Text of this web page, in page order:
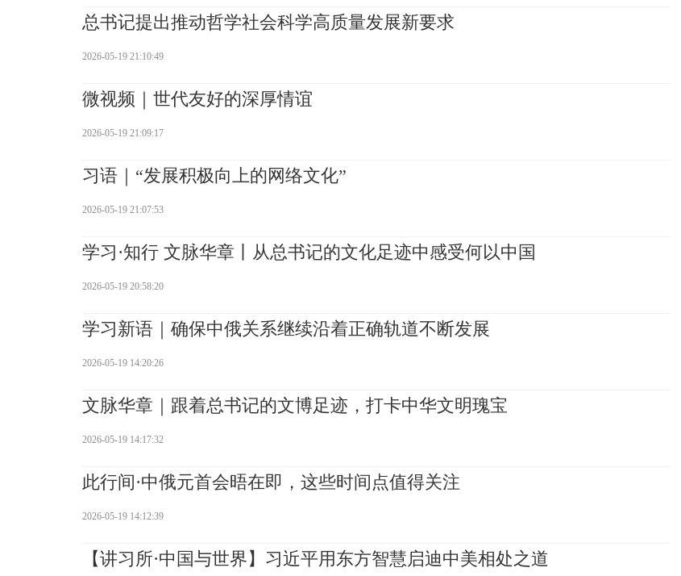
总书记提出推动哲学社会科学高质量发展新要求
2026-05-19 21:10:49
微视频｜世代友好的深厚情谊
2026-05-19 21:09:17
习语｜“发展积极向上的网络文化”
2026-05-19 21:07:53
学习·知行 文脉华章丨从总书记的文化足迹中感受何以中国
2026-05-19 20:58:20
学习新语｜确保中俄关系继续沿着正确轨道不断发展
2026-05-19 14:20:26
文脉华章｜跟着总书记的文博足迹，打卡中华文明瑰宝
2026-05-19 14:17:32
此行间·中俄元首会晤在即，这些时间点值得关注
2026-05-19 14:12:39
【讲习所·中国与世界】习近平用东方智慧启迪中美相处之道